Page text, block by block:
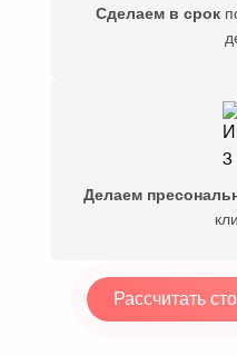
Сделаем в срок
Делаем
Рассчитать